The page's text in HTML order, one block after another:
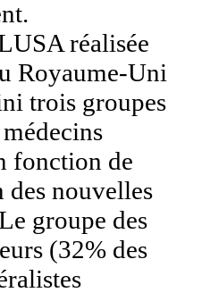
réalisée
Royaume-Uni
trois groupes
fonction de
nouvelles
groupe des
(32% des